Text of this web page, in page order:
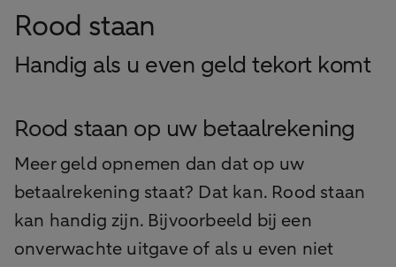
Rood staan
Handig als u even geld tekort komt
Rood staan op uw betaalrekening
Meer geld opnemen dan dat op uw
betaalrekening staat? Dat kan. Rood staan
kan handig zijn. Bijvoorbeeld bij een
onverwachte uitgave of als u even niet